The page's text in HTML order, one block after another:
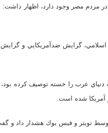
مردم مصر وجود دارد، اظهار
محور حركت مردم مصر بايد بر پايه 3 اصل، عرق اسلامي،
دنياي عرب را خسته توصيف كرده
آمريكا شده است.
تويتر و فيس بوك هشدار داد و